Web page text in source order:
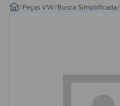
/Peças VW/Busca Simplificada/